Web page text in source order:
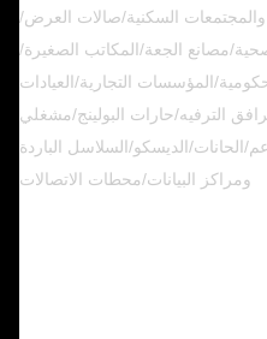
والمجتمعات السكنية/صالات العرض/
مصانع الجعة/المكاتب الصغيرة/
المؤسسات التجارية/العيادات
الترفيه/حارات البولينج/مشغلي
الحانات/الديسكو/السلاسل الباردة
ومراكز البيانات/محطات الاتصالات